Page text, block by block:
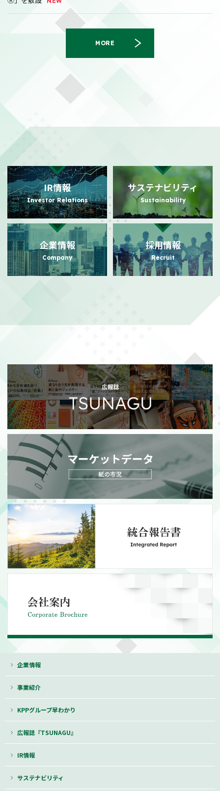
MORE
2027年３月期第１四半期決算短信〔日本基準〕(連結)
（558KB）
2026/08/03
自己株式の取得状況に関するお知らせ （101KB）
2026/07/31 PR
日本におけるビジュアルコミュニケーション事業の強化に向けた
事業基盤拡充に関するお知らせ
（140KB）
2026/07/24 PR
日本におけるビジュアルコミュニケーション事業本格展開に関す
るお知らせ
（156KB）
株主還元強化を目的とした株主優待制度拡充に関するお知らせ
政策保有株式の売却額目標変更に関するお知らせ （111KB）
MORE
IR情報
Investor Relations
サステナビリティ
Sustainability
企業情報
Company
採用情報
Recruit
企業情報
事業紹介
KPPグループ早わかり
広報誌『TSUNAGU』
IR情報
サステナビリティ